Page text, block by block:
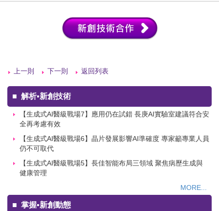
上一則 下一則 返回列表
■ 解析▪新創技術
【生成式AI醫級戰場7】應用仍在試錯 長庚AI實驗室建議符合安
全再考慮有效
【生成式AI醫級戰場6】晶片發展影響AI準確度 專家籲專業人員
仍不可取代
【生成式AI醫級戰場5】長佳智能布局三領域 聚焦病歷生成與
健康管理
MORE...
■ 掌握▪新創動態